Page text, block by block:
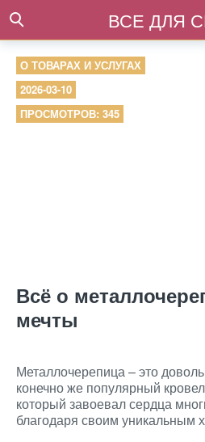
ВСЕ ДЛЯ
О ТОВАРАХ И УСЛУГАХ
2026-03-10
ПРОСМОТРОВ: 345
Всё о
мечты
Металлочерепица – это
конечно же популярный
который завоевал сердца
благодаря своим уникальным